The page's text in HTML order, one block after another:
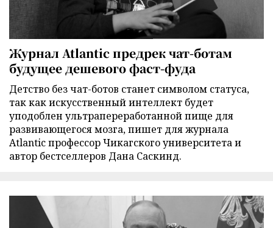
Журнал Atlantic предрек чат-ботам
будущее дешевого фаст-фуда
Детство без чат-ботов станет символом статуса,
так как искусственный интеллект будет
уподоблен ультрапереработанной пище для
развивающегося мозга, пишет для журнала
Atlantic профессор Чикагского университета и
автор бестселлеров Дана Саскинд.